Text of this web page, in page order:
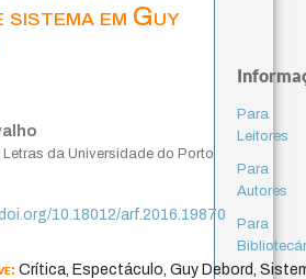
em Guy
Letras da Universidade do Porto
10.18012/arf.2016.19870
Crítica, Espectáculo, Guy Debord,
Para
Leitores
Para
Autores
Para